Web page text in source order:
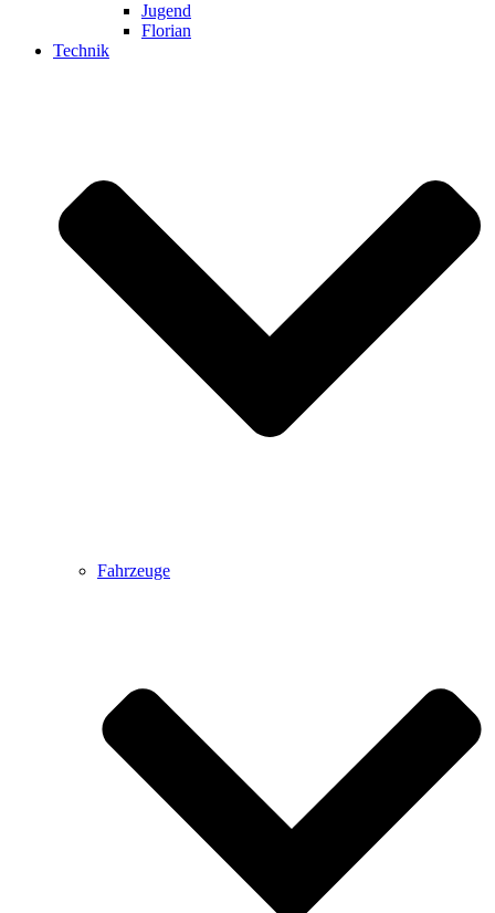
Jugend
Florian
Technik
Fahrzeuge